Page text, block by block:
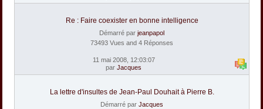
Re : Faire coexister en bonne intelligence
Démarré par jeanpapol
73493 Vues and 4 Réponses
11 mai 2008, 12:03:07
par Jacques
La lettre d'insultes de Jean-Paul Douhait à Pierre B.
Démarré par Jacques